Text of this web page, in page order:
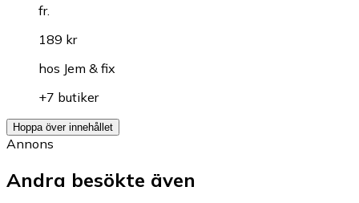
fr.
189 kr
hos Jem & fix
+7 butiker
Hoppa över innehållet
Annons
Andra besökte även